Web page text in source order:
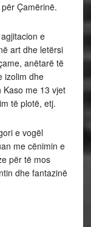
Çamërinë.
e
art dhe letërsi
anëtarë të
izolim dhe
Kaso me 13 vjet
të plotë, etj.
e vogël
me cënimin e
për të mos
dhe fantazinë